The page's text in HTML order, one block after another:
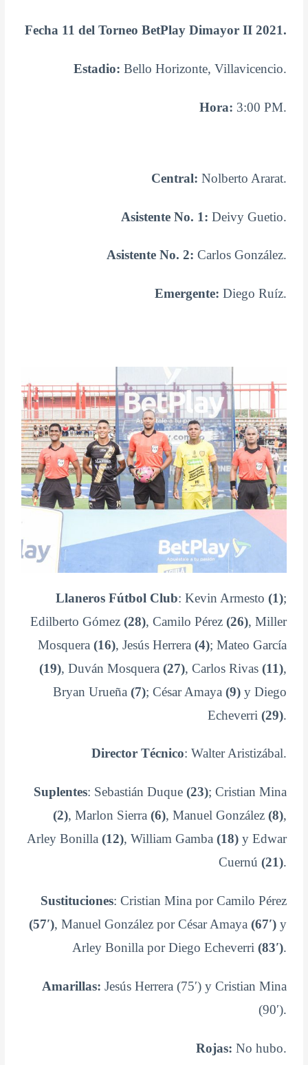
Fecha 11 del Torneo BetPlay Dimayor II 2021.
Estadio: Bello Horizonte, Villavicencio.
Hora: 3:00 PM.
Central: Nolberto Ararat.
Asistente No. 1: Deivy Guetio.
Asistente No. 2: Carlos González.
Emergente: Diego Ruíz.
Llaneros Fútbol Club: Kevin Armesto (1);
Edilberto Gómez (28), Camilo Pérez (26), Miller
Mosquera (16), Jesús Herrera (4); Mateo García
(19), Duván Mosquera (27), Carlos Rivas (11),
Bryan Urueña (7); César Amaya (9)y Diego
Echeverri (29).
Director Técnico: Walter Aristizábal.
Suplentes: Sebastián Duque (23); Cristian Mina
(2), Marlon Sierra (6), Manuel González (8),
Arley Bonilla (12), William Gamba (18)y Edwar
Cuernú (21).
Sustituciones: Cristian Mina por Camilo Pérez
(57′), Manuel González por César Amaya (67′)y
Arley Bonilla por Diego Echeverri (83′).
Amarillas: Jesús Herrera (75′) y Cristian Mina
(90′).
Rojas: No hubo.